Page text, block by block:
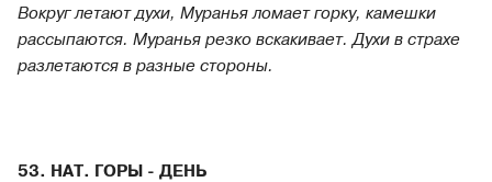
Вокруг летают духи, Муранья ломает горку, камешки
рассыпаются. Муранья резко вскакивает. Духи в страхе
разлетаются в разные стороны.
53. НАТ. ГОРЫ - ДЕНЬ